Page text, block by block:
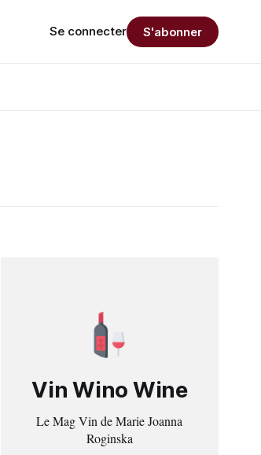
Se connecter S'abonner
Vin Wino Wine
Le Mag Vin de Marie Joanna
Roginska